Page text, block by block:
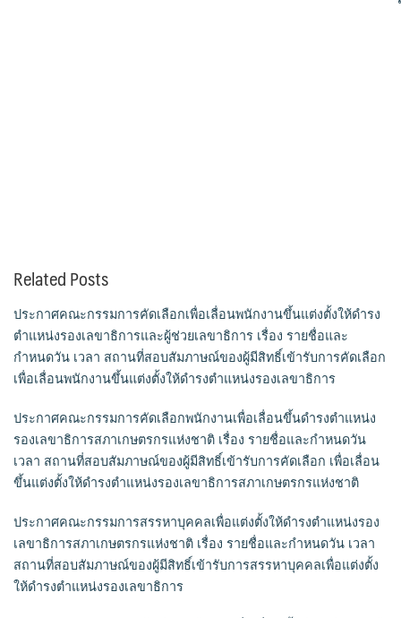
Related Posts
ประกาศคณะกรรมการคัดเลือกเพื่อเลื่อนพนักงานขึ้นแต่งตั้งให้ดำรง
ตำแหน่งรองเลขาธิการและผู้ช่วยเลขาธิการ เรื่อง รายชื่อและ
กำหนดวัน เวลา สถานที่สอบสัมภาษณ์ของผู้มีสิทธิ์เข้ารับการคัดเลือก
เพื่อเลื่อนพนักงานขึ้นแต่งตั้งให้ดำรงตำแหน่งรองเลขาธิการ
ประกาศคณะกรรมการคัดเลือกพนักงานเพื่อเลื่อนขึ้นดำรงตำแหน่ง
รองเลขาธิการสภาเกษตรกรแห่งชาติ เรื่อง รายชื่อและกำหนดวัน
เวลา สถานที่สอบสัมภาษณ์ของผู้มีสิทธิ์เข้ารับการคัดเลือก เพื่อเลื่อน
ขึ้นแต่งตั้งให้ดำรงตำแหน่งรองเลขาธิการสภาเกษตรกรแห่งชาติ
ประกาศคณะกรรมการสรรหาบุคคลเพื่อแต่งตั้งให้ดำรงตำแหน่งรอง
เลขาธิการสภาเกษตรกรแห่งชาติ เรื่อง รายชื่อและกำหนดวัน เวลา
สถานที่สอบสัมภาษณ์ของผู้มีสิทธิ์เข้ารับการสรรหาบุคคลเพื่อแต่งตั้ง
ให้ดำรงตำแหน่งรองเลขาธิการ